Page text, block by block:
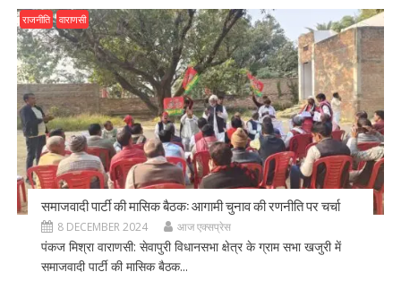
राजनीति वाराणसी
समाजवादी पार्टी की मासिक बैठक: आगामी चुनाव की रणनीति पर चर्चा
8 DECEMBER 2024 आज एक्सप्रेस
पंकज मिश्रा वाराणसी: सेवापुरी विधानसभा क्षेत्र के ग्राम सभा खजुरी में
समाजवादी पार्टी की मासिक बैठक...